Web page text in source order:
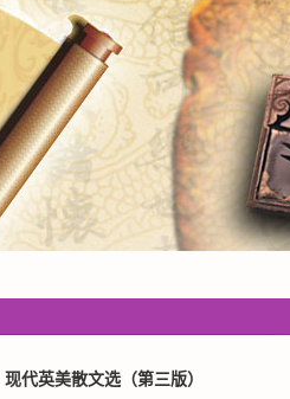
现代英美散文选（第三版）